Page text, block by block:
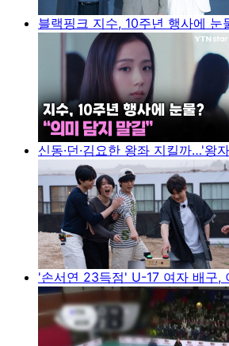
블랙핑크 지수, 10주년 행사에 눈
신동·던·김요한 왕좌 지킬까…'왕
'손서연 23득점' U-17 여자 배구,